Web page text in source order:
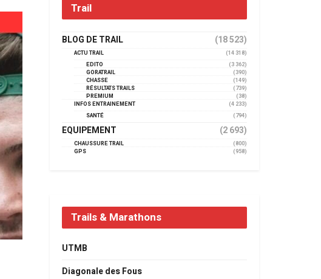
Trail
BLOG DE TRAIL (18 523)
ACTU TRAIL
(14 318)
EDITO
(3 362)
GORATRAIL
(390)
CHASSE
(149)
RÉSULTATS TRAILS
(739)
PREMIUM
(38)
INFOS ENTRAINEMENT
(4 233)
SANTÉ
(794)
EQUIPEMENT (2 693)
CHAUSSURE TRAIL
(800)
GPS
(958)
Trails & Marathons
UTMB
Diagonale des Fous